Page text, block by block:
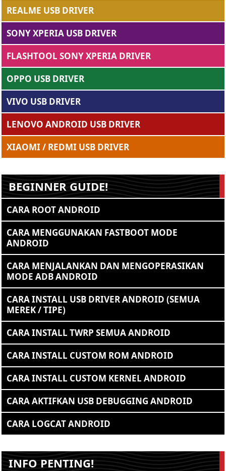
REALME USB DRIVER
SONY XPERIA USB DRIVER
FLASHTOOL SONY XPERIA DRIVER
OPPO USB DRIVER
VIVO USB DRIVER
LENOVO ANDROID USB DRIVER
XIAOMI / REDMI USB DRIVER
BEGINNER GUIDE!
CARA ROOT ANDROID
CARA MENGGUNAKAN FASTBOOT MODE
ANDROID
CARA MENJALANKAN DAN MENGOPERASIKAN
MODE ADB ANDROID
CARA INSTALL USB DRIVER ANDROID (SEMUA
MEREK / TIPE)
CARA INSTALL TWRP SEMUA ANDROID
CARA INSTALL CUSTOM ROM ANDROID
CARA INSTALL CUSTOM KERNEL ANDROID
CARA AKTIFKAN USB DEBUGGING ANDROID
CARA LOGCAT ANDROID
INFO PENTING!